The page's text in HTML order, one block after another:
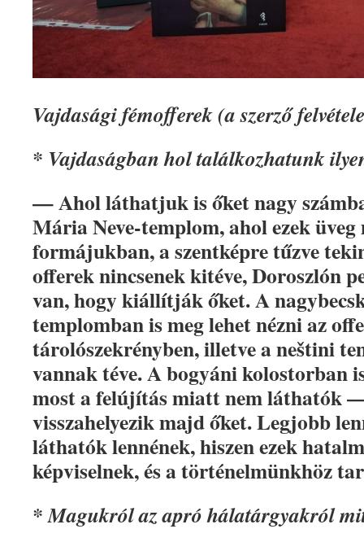
Vajdasági fémofferek (a szerző
* Vajdaságban hol találkozhatunk
— Ahol láthatjuk is őket nagy
Mária Neve-templom, ahol ezek
formájukban, a szentképre tűzve
offerek nincsenek kitéve, Doroszlón
van, hogy kiállítják őket. A
templomban is meg lehet nézni az
tárolószekrényben, illetve a neštini
vannak téve. A bogyáni kolostorban
most a felújítás miatt nem láthatók
visszahelyezik majd őket. Legjobb
láthatók lennének, hiszen ezek
képviselnek, és a történelmünkhöz
* Magukról az apró hálatárgyakról